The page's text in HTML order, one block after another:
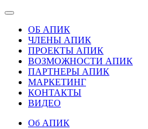
ОБ АПИК
ЧЛЕНЫ АПИК
ПРОЕКТЫ АПИК
ВОЗМОЖНОСТИ АПИК
ПАРТНЕРЫ АПИК
МАРКЕТИНГ
КОНТАКТЫ
ВИДЕО
Об АПИК